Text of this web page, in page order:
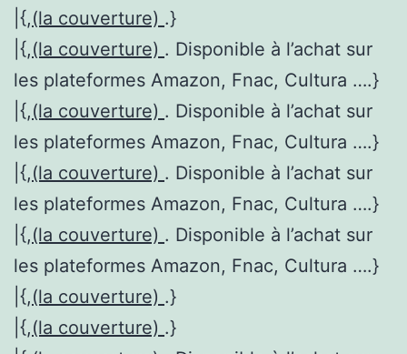
|{,(la couverture) .}
|{,(la couverture) . Disponible à l’achat sur
les plateformes Amazon, Fnac, Cultura ….}
|{,(la couverture) . Disponible à l’achat sur
les plateformes Amazon, Fnac, Cultura ….}
|{,(la couverture) . Disponible à l’achat sur
les plateformes Amazon, Fnac, Cultura ….}
|{,(la couverture) . Disponible à l’achat sur
les plateformes Amazon, Fnac, Cultura ….}
|{,(la couverture) .}
|{,(la couverture) .}